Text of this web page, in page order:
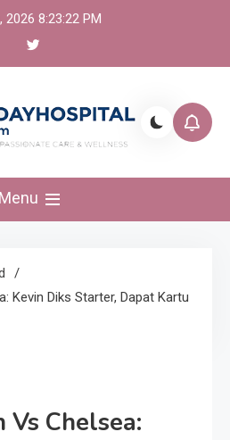
2026 8:23:22 PM
olahraga,
Akurat dan
Menu
Kevin Diks Starter, Dapat Kartu
Vs Chelsea: